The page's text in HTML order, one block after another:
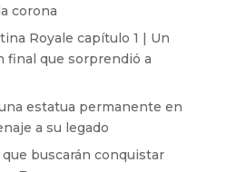
corona
Royale capítulo 1 | Un
final que sorprendió a
estatua permanente en
a su legado
buscarán conquistar